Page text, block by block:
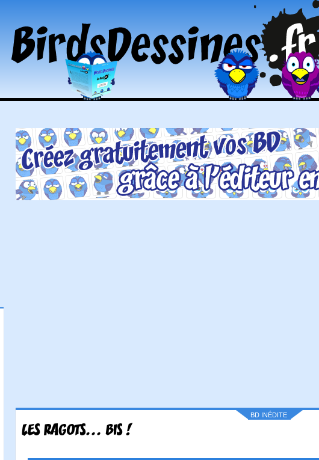
BD INÉDITE
LES RAGOTS... BIS !